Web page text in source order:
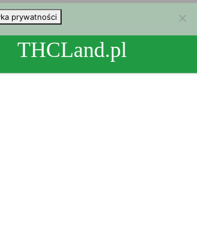
THCLand.pl
prywatności